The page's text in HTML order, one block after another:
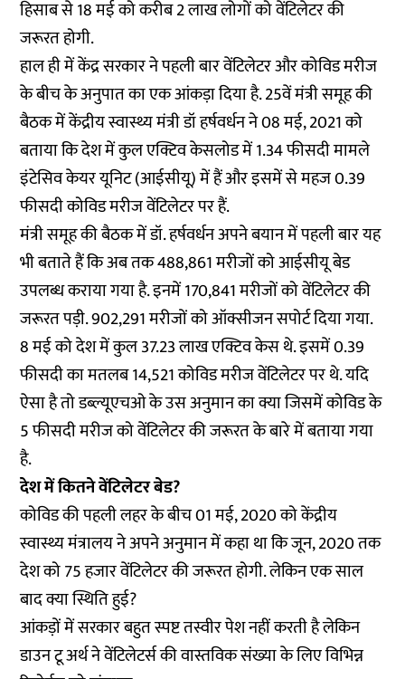
हिसाब से 18 मई को करीब 2 लाख लोगों को वेंटिलेटर की
जरूरत होगी.
हाल ही में केंद्र सरकार ने पहली बार वेंटिलेटर और कोविड मरीज
के बीच के अनुपात का एक आंकड़ा दिया है. 25वें मंत्री समूह की
बैठक मेंकेंद्रीय स्वास्थ्य मंत्री डॉ हर्षवर्धन ने 08 मई, 2021 को
बतायाकि देश में कुल एक्टिव केसलोड में 1.34 फीसदी मामले
इंटेसिव केयर यूनिट (आईसीयू) में हैं और इसमें से महज 0.39
फीसदी कोविड मरीज वेंटिलेटर पर हैं.
मंत्री समूह की बैठक में डॉ. हर्षवर्धन अपने बयान में पहली बार यह
भी बताते हैं कि अब तक 488,861 मरीजों को आईसीयू बेड
उपलब्ध कराया गया है. इनमें 170,841 मरीजों को वेंटिलेटर की
जरूरत पड़ी. 902,291 मरीजों को ऑक्सीजन सपोर्ट दिया गया.
8 मई को देश में कुल 37.23 लाख एक्टिव केसथे. इसमें 0.39
फीसदी का मतलब 14,521 कोविड मरीज वेंटिलेटर पर थे. यदि
ऐसा है तो डब्ल्यूएचओ के उस अनुमान का क्या जिसमें कोविड के
5 फीसदी मरीज को वेंटिलेटर की जरूरत के बारे में बताया गया
है.
देश में कितने वेंटिलेटर बेड?
कोविड की पहली लहर के बीच 01 मई, 2020 को केंद्रीय
स्वास्थ्य मंत्रालय ने अपने अनुमान में कहा था किजून, 2020 तक
देश को 75 हजार वेंटिलेटर की जरूरतहोगी. लेकिन एक साल
बाद क्या स्थिति हुई?
आंकड़ों में सरकार बहुत स्पष्ट तस्वीर पेश नहीं करती है लेकिन
डाउन टू अर्थ ने वेंटिलेटर्स की वास्तविक संख्या के लिए विभिन्न